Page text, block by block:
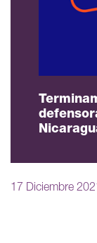
17 Diciembre